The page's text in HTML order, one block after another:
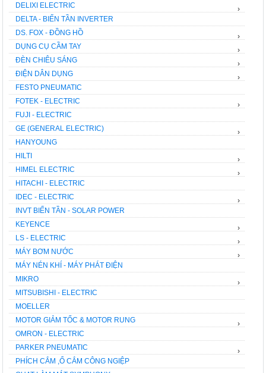
DELIXI ELECTRIC
DELTA - BIẾN TẦN INVERTER
›
DS. FOX - ĐỒNG HỒ
DỤNG CỤ CẦM TAY
›
ĐÈN CHIÊU SÁNG
›
ĐIỆN DÂN DỤNG
›
FESTO PNEUMATIC
›
FOTEK - ELECTRIC
FUJI - ELECTRIC
›
GE (GENERAL ELECTRIC)
HANYOUNG
›
HILTI
HIMEL ELECTRIC
›
HITACHI - ELECTRIC
›
IDEC - ELECTRIC
INVT BIẾN TẦN - SOLAR POWER
›
KEYENCE
LS - ELECTRIC
›
MÁY BƠM NƯỚC
›
MÁY NÉN KHÍ - MÁY PHÁT ĐIỆN
›
MIKRO
MITSUBISHI - ELECTRIC
›
MOELLER
MOTOR GIẢM TỐC & MOTOR RUNG
OMRON - ELECTRIC
›
PARKER PNEUMATIC
PHÍCH CẮM ,Ổ CẮM CÔNG NGIỆP
›